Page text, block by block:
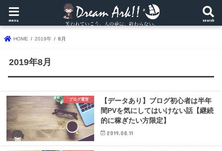
search
menu
HOME 2019年 8月
2019年8月
ブログ運営
【データあり】ブログ初心者は半年
間PVを気にしてはいけない話【継続
的に稼ぎたい方限定】
2019.08.11